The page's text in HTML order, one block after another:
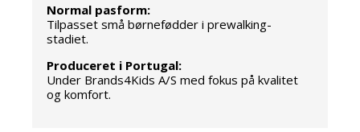
Normal pasform:
Tilpasset små børnefødder i prewalking-
stadiet.
Produceret i Portugal:
Under Brands4Kids A/S med fokus på kvalitet
og komfort.